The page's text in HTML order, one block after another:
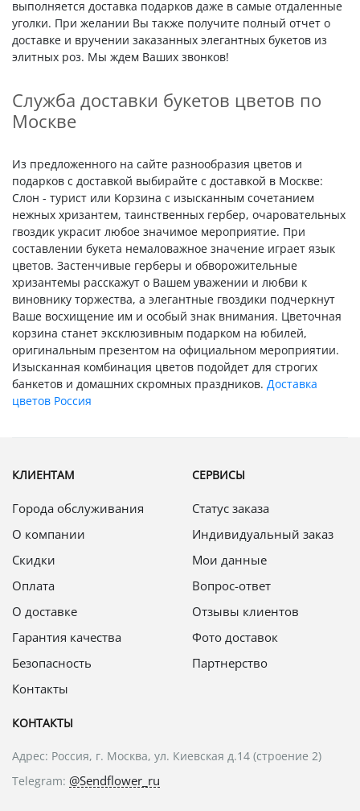
выполняется доставка подарков даже в самые отдаленные
уголки. При желании Вы также получите полный отчет о
доставке и вручении заказанных элегантных букетов из
элитных роз. Мы ждем Ваших звонков!
Служба доставки букетов цветов по
Москве
Из предложенного на сайте разнообразия цветов и
подарков с доставкой выбирайте с доставкой в Москве:
Слон - турист или Корзина с изысканным сочетанием
нежных хризантем, таинственных гербер, очаровательных
гвоздик украсит любое значимое мероприятие. При
составлении букета немаловажное значение играет язык
цветов. Застенчивые герберы и обворожительные
хризантемы расскажут о Вашем уважении и любви к
виновнику торжества, а элегантные гвоздики подчеркнут
Ваше восхищение им и особый знак внимания. Цветочная
корзина станет эксклюзивным подарком на юбилей,
оригинальным презентом на официальном мероприятии.
Изысканная комбинация цветов подойдет для строгих
банкетов и домашних скромных праздников. Доставка
цветов Россия
КЛИЕНТАМ
Города обслуживания
О компании
Скидки
Оплата
О доставке
Гарантия качества
Безопасность
Контакты
СЕРВИСЫ
Статус заказа
Индивидуальный заказ
Мои данные
Вопрос-ответ
Отзывы клиентов
Фото доставок
Партнерство
КОНТАКТЫ
Адрес: Россия, г. Москва, ул. Киевская д.14 (строение 2)
Telegram: @Sendflower_ru